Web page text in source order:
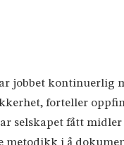
jobbet
forteller
selskapet fått